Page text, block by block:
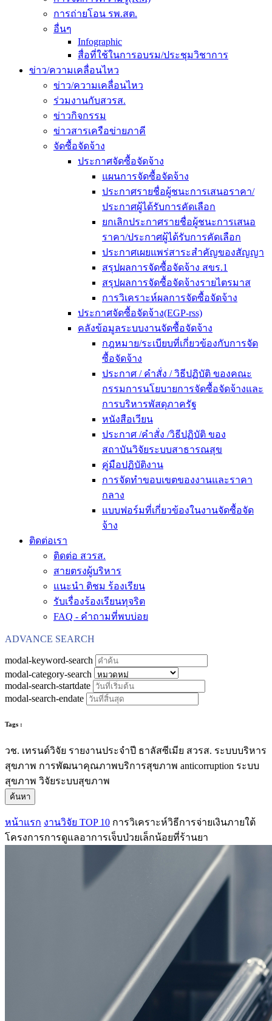
การถ่ายโอน รพ.สต.
อื่นๆ
Infographic
สื่อที่ใช้ในการอบรม/ประชุมวิชาการ
ข่าว/ความเคลื่อนไหว
ข่าว/ความเคลื่อนไหว
ร่วมงานกับสวรส.
ข่าวกิจกรรม
ข่าวสารเครือข่ายภาคี
จัดซื้อจัดจ้าง
ประกาศจัดซื้อจัดจ้าง
แผนการจัดซื้อจัดจ้าง
ประกาศรายชื่อผู้ชนะการเสนอราคา/
ประกาศผู้ได้รับการคัดเลือก
ยกเลิกประกาศรายชื่อผู้ชนะการเสนอ
ราคา/ประกาศผู้ได้รับการคัดเลือก
ประกาศเผยแพร่สาระสำคัญของสัญญา
สรุปผลการจัดซื้อจัดจ้าง สขร.1
สรุปผลการจัดซื้อจัดจ้างรายไตรมาส
การวิเคราะห์ผลการจัดซื้อจัดจ้าง
ประกาศจัดซื้อจัดจ้าง(EGP-rss)
คลังข้อมูลระบบงานจัดซื้อจัดจ้าง
กฎหมาย/ระเบียบที่เกี่ยวข้องกับการจัด
ซื้อจัดจ้าง
ประกาศ / คำสั่ง / วิธีปฏิบัติ ของคณะ
กรรมการนโยบายการจัดซื้อจัดจ้างและ
การบริหารพัสดุภาครัฐ
หนังสือเวียน
ประกาศ /คำสั่ง /วิธีปฏิบัติ ของ
สถาบันวิจัยระบบสาธารณสุข
คู่มือปฏิบัติงาน
การจัดทำขอบเขตของงานและราคา
กลาง
แบบฟอร์มที่เกี่ยวข้องในงานจัดซื้อจัด
จ้าง
ติดต่อเรา
ติดต่อ สวรส.
สายตรงผู้บริหาร
แนะนำ ติชม ร้องเรียน
รับเรื่องร้องเรียนทุจริต
FAQ - คำถามที่พบบ่อย
ADVANCE SEARCH
modal-keyword-search
modal-category-search
modal-search-startdate
modal-search-endate
Tags :
วช. เทรนด์วิจัย รายงานประจำปี ธาลัสซีเมีย สวรส. ระบบบริหาร
สุขภาพ การพัฒนาคุณภาพบริการสุขภาพ anticorruption ระบบ
สุขภาพ วิจัยระบบสุขภาพ
ค้นหา
หน้าแรก งานวิจัย TOP 10 การวิเคราะห์วิธีการจ่ายเงินภายใต้
โครงการการดูแลอาการเจ็บป่วยเล็กน้อยที่ร้านยา